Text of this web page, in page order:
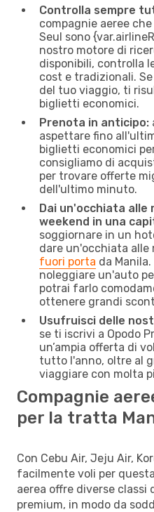
Controlla sempre
compagnie aeree
Seul sono
nostro motore di
disponibili, controlla
cost e tradizionali.
del tuo viaggio, ti
biglietti economici.
Prenota in anticipo:
aspettare fino
biglietti economici
consigliamo di
per trovare offerte
dell'ultimo minuto.
Dai un'occhiata
weekend in una
soggiornare in un
dare un'occhiata alle
fuori porta da
noleggiare un'auto
potrai farlo
ottenere grandi
Usufruisci delle
se ti iscrivi a Opodo
un’ampia offerta di
tutto l'anno, oltre al
viaggiare con molta
Compagnie
per la tratta
Con Cebu Air, Jeju Air,
facilmente voli per
aerea offre diverse classi
premium, in modo da